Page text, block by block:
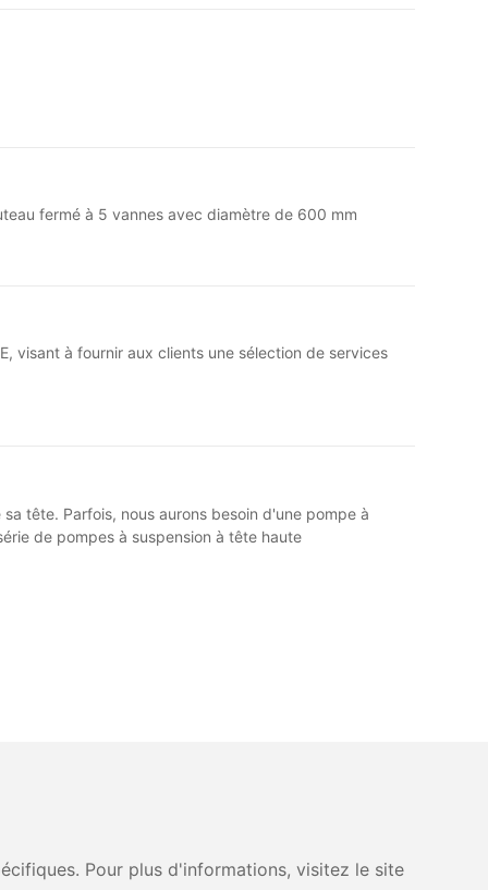
fermé à 5 vannes avec diamètre de 600 mm
visant à fournir aux clients une sélection de services
tête. Parfois, nous aurons besoin d'une pompe à
de pompes à suspension à tête haute
Pour plus d'informations, visitez le site